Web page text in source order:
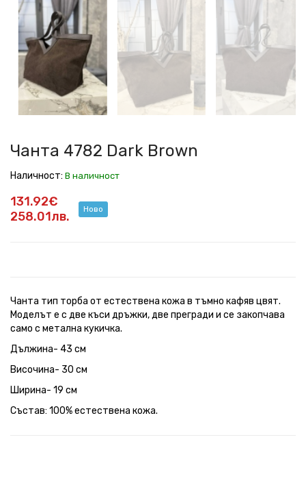
4782
Dark
Brown
4782
Dark
Brown
4782
Dark
Brown
4782
Dark
Brown
4782
Dark
Brown
Чанта 4782 Dark Brown
Наличност: В наличност
131.92€
258.01лв.
Ново
Чанта тип торба от естествена кожа в тъмно кафяв цвят.
Моделът е с две къси дръжки, две прегради и се закопчава
само с метална кукичка.
Дължина- 43 см
Височина- 30 см
Ширина- 19 см
Състав: 100% естествена кожа.